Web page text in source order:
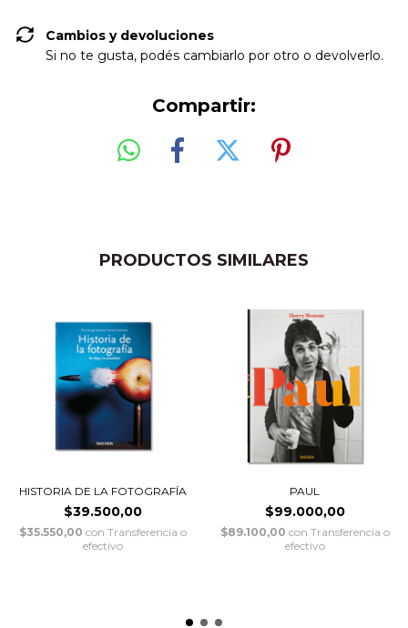
Cambios y devoluciones
Si no te gusta, podés cambiarlo por otro o devolverlo.
Compartir:
PRODUCTOS SIMILARES
HISTORIA DE LA FOTOGRAFÍA
$39.500,00
$35.550,00con Transferencia o
efectivo
PAUL
$99.000,00
$89.100,00 con Transferencia o
efectivo